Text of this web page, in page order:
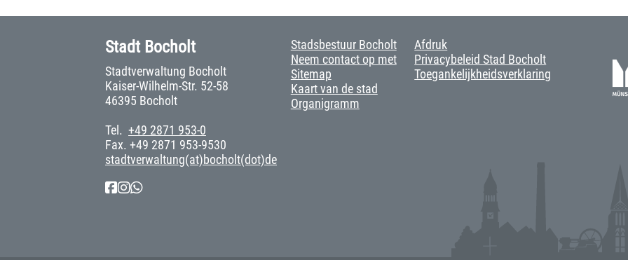
Stadt Bocholt
Stadtverwaltung Bocholt
Kaiser-Wilhelm-Str. 52-58
46395 Bocholt
Tel. +49 2871 953-0
Fax. +49 2871 953-9530
stadtverwaltung(at)bocholt(dot)de
Stadsbestuur Bocholt
Neem contact op met
Sitemap
Kaart van de stad
Organigramm
Afdruk
Privacybeleid Stad Bocholt
Toegankelijkheidsverklaring